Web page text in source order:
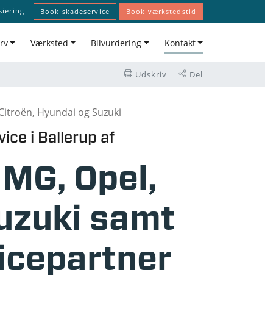
Book skadeservice Book værkstedstid
Værksted Bilvurdering Kontakt
Udskriv Del
i Ballerup af
Opel,
samt